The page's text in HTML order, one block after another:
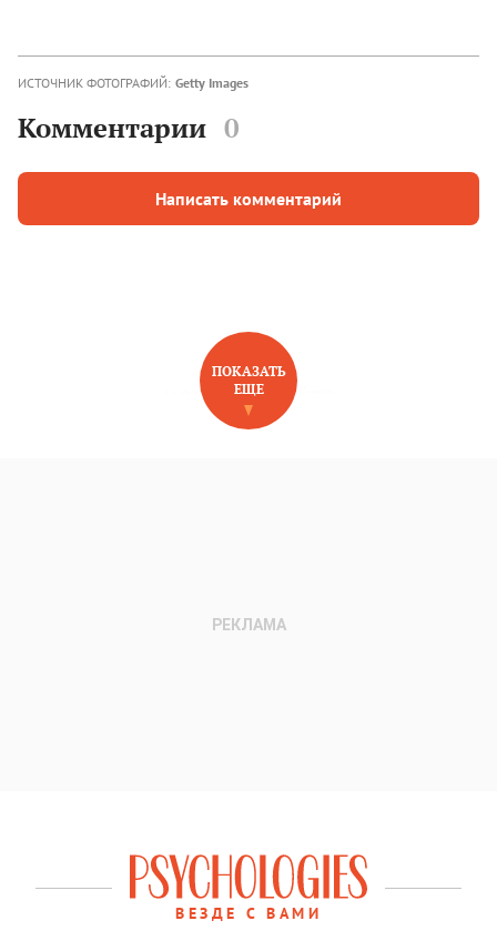
ИСТОЧНИК ФОТОГРАФИЙ: Getty Images
Комментарии 0
Написать комментарий
НОВОЕ НА САЙТЕ
ПОКАЗАТЬ
ЕЩЕ
ВЕЗДЕ С ВАМИ